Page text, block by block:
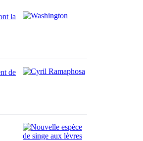
la
de